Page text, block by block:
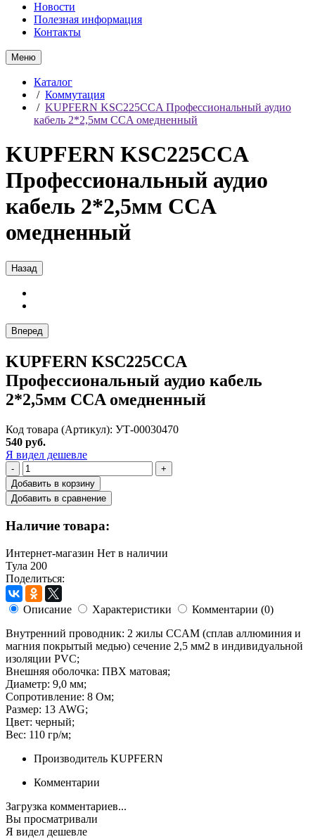
Новости
Полезная информация
Контакты
Меню
Каталог
/ Коммутация
/ KUPFERN KSC225CCA Профессиональный аудио
кабель 2*2,5мм CCA омедненный
KUPFERN KSC225CCA
Профессиональный аудио
кабель 2*2,5мм CCA
омедненный
Назад
Вперед
KUPFERN KSC225CCA
Профессиональный аудио кабель
2*2,5мм CCA омедненный
Код товара (Артикул): УТ-00030470
540 руб.
Я видел дешевле
-
+
Добавить в корзину
Добавить в сравнение
Наличие товара:
Интернет-магазин Нет в наличии
Тула 200
Поделиться:
Описание Характеристики
Комментарии (0)
Внутренний проводник: 2 жилы CCAM (сплав аллюминия и
магния покрытый медью) сечение 2,5 мм2 в индивидуальной
изоляции PVC;
Внешняя оболочка: ПВХ матовая;
Диаметр: 9,0 мм;
Сопротивление: 8 Ом;
Размер: 13 AWG;
Цвет: черный;
Вес: 110 гр/м;
Производитель KUPFERN
Комментарии
Загрузка комментариев...
Вы просматривали
Я видел дешевле